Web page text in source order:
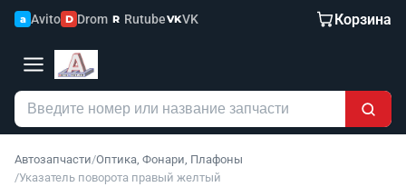
a Avito D Drom R RutubeVKVK Корзина
Автозапчасти/Оптика, Фонари, Плафоны
/Указатель поворота правый желтый